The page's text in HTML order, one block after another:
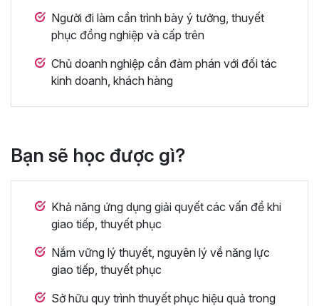
Người đi làm cần trình bày ý tưởng, thuyết
phục đồng nghiệp và cấp trên
Chủ doanh nghiệp cần đàm phán với đối tác
kinh doanh, khách hàng
Bạn sẽ học được gì?
Khả năng ứng dụng giải quyết các vấn đề khi
giao tiếp, thuyết phục
Nắm vững lý thuyết, nguyên lý về năng lực
giao tiếp, thuyết phục
Sở hữu quy trình thuyết phục hiệu quả trong